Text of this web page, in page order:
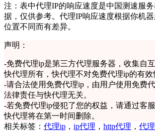
注：表中代理IP的响应速度是中国测速服
据，仅供参考。代理IP响应速度根据你机
位置不同而有差异。
声明：
-免费代理ip是第三方代理服务器，收集自
快代理所有，快代理不对免费代理ip的有效
-请合法使用免费代理ip，由用户使用免费
法律责任与快代理无关。
-若免费代理ip侵犯了您的权益，请通过客
快代理将在第一时间删除。
相关标签： 代理ip ， ip代理 ， http代理 ， 代